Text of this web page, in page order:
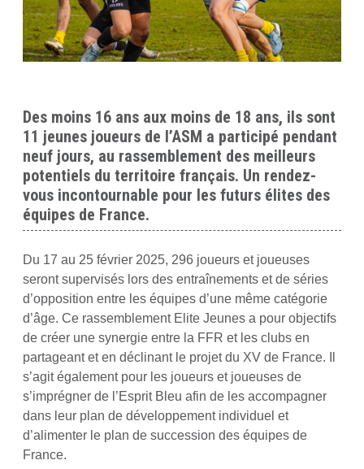
Des moins 16 ans aux moins de 18 ans, ils sont
11 jeunes joueurs de l’ASM a participé pendant
neuf jours, au rassemblement des meilleurs
potentiels du territoire français. Un rendez-
vous incontournable pour les futurs élites des
équipes de France.
Du 17 au 25 février 2025, 296 joueurs et joueuses
seront supervisés lors des entraînements et de séries
d’opposition entre les équipes d’une même catégorie
d’âge. Ce rassemblement Elite Jeunes a pour objectifs
de créer une synergie entre la FFR et les clubs en
partageant et en déclinant le projet du XV de France. Il
s’agit également pour les joueurs et joueuses de
s’imprégner de l’Esprit Bleu afin de les accompagner
dans leur plan de développement individuel et
d’alimenter le plan de succession des équipes de
France.